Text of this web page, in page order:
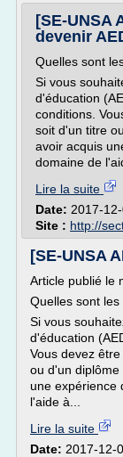
[SE-UNSA
devenir
Quelles sont
Si vous
d'éducation
conditions.
soit d'un titre
avoir acquis
domaine de
Lire la suite
Date: 2017-
Site : http://
[SE-UNSA
Article publié le
Quelles sont
Si vous
d'éducation
Vous devez
ou d'un
une expérience
l'aide à...
Lire la suite
Date: 2017-12-